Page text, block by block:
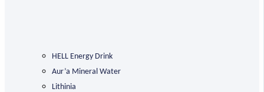
HELL Energy Drink
Aur’a Mineral Water
Lithinia